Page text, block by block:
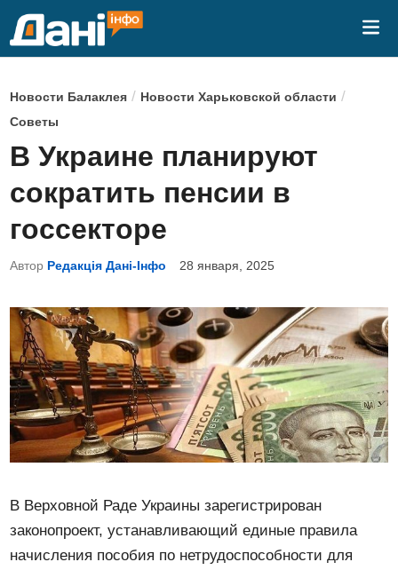
О
п
у
б
л
и
к
о
а
н
о
в
Новости Балаклея / Новости Харьковской области /
Советы
В Украине планируют
сократить пенсии в
госсекторе
Автор Редакція Дані-Інфо 28 января, 2025
В Верховной Раде Украины зарегистрирован
законопроект, устанавливающий единые правила
начисления пособия по нетрудоспособности для